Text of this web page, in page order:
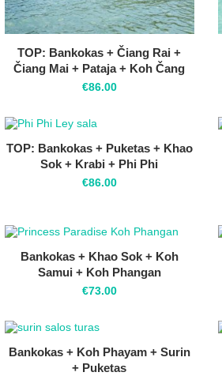
TOP: Bankokas + Čiang Rai +
Čiang Mai + Pataja + Koh Čang
€86.00
TOP: Bankokas + Puketas + Khao
Sok + Krabi + Phi Phi
€86.00
Bankokas + Khao Sok + Koh
Samui + Koh Phangan
€73.00
Bankokas + Koh Phayam + Surin
+ Puketas